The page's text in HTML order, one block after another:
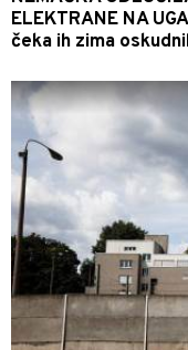
ELEKTRANE NA
čeka ih zima